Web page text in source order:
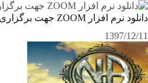
دانلود نرم افزار ZOOM جهت برگزاری جلسات مجازی NA
1397/12/11